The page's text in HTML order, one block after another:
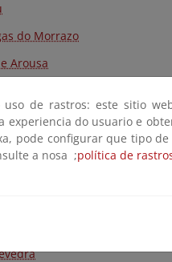
do Morrazo
Arousa
uso de rastros: este sitio
experiencia do usuario e
pode configurar que tipo
a nosa ;política de